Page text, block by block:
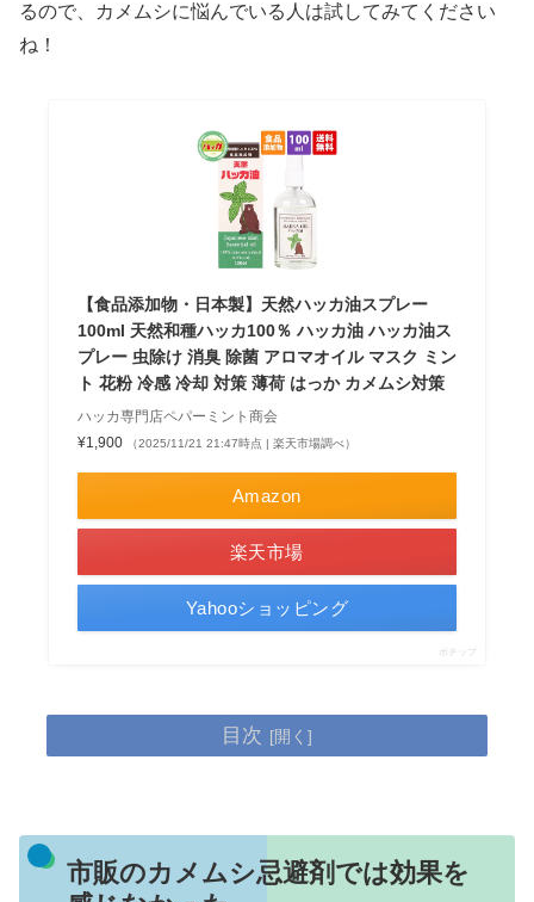
るので、カメムシに悩んでいる人は試してみてください
ね！
【食品添加物・日本製】天然ハッカ油スプレー
100ml 天然和種ハッカ100％ ハッカ油 ハッカ油ス
プレー 虫除け 消臭 除菌 アロマオイル マスク ミン
ト 花粉 冷感 冷却 対策 薄荷 はっか カメムシ対策
ハッカ専門店ペパーミント商会
¥1,900
（2025/11/21 21:47時点 | 楽天市場調べ）
Amazon
楽天市場
Yahooショッピング
ポチップ
目次
市販のカメムシ忌避剤では効果を